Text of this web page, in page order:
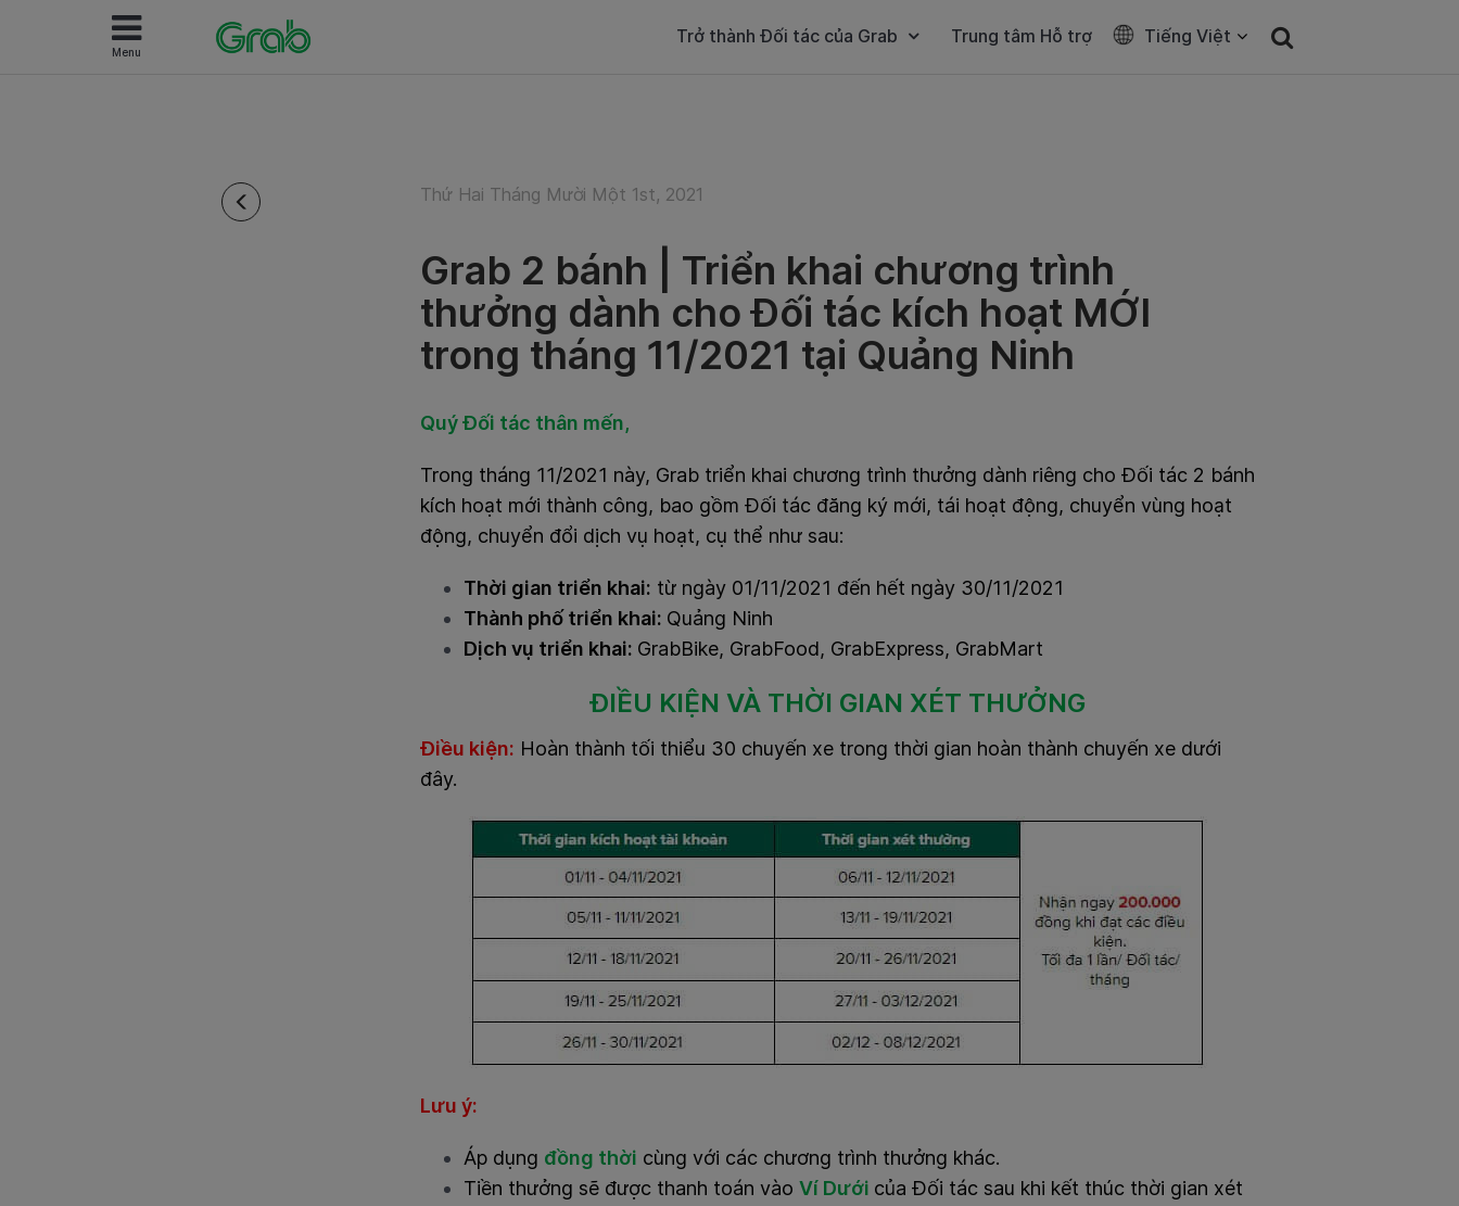
Menu
Trở thành Đối tác của Grab Trung tâm Hỗ trợ Tiếng Việt
Thứ Hai Tháng Mười Một 1st, 2021
Grab 2 bánh | Triển khai chương trình
thưởng dành cho Đối tác kích hoạt MỚI
trong tháng 11/2021 tại Quảng Ninh
Quý Đối tác thân mến,
Trong tháng 11/2021 này, Grab triển khai chương trình thưởng dành riêng cho Đối tác 2 bánh
kích hoạt mới thành công, bao gồm Đối tác đăng ký mới, tái hoạt động, chuyển vùng hoạt
động, chuyển đổi dịch vụ hoạt, cụ thể như sau:
Thời gian triển khai: từ ngày 01/11/2021 đến hết ngày 30/11/2021
Thành phố triển khai: Quảng Ninh
Dịch vụ triển khai: GrabBike, GrabFood, GrabExpress, GrabMart
ĐIỀU KIỆN VÀ THỜI GIAN XÉT THƯỞNG
Điều kiện: Hoàn thành tối thiểu 30 chuyến xe trong thời gian hoàn thành chuyến xe dưới
đây.
Lưu ý:
Áp dụng đồng thời cùng với các chương trình thưởng khác.
Tiền thưởng sẽ được thanh toán vào Ví Dưới của Đối tác sau khi kết thúc thời gian xét